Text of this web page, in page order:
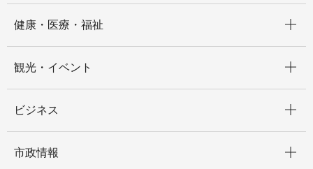
健康・医療・福祉
観光・イベント
ビジネス
市政情報